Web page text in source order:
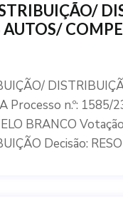
Processo n.º:
BRANCO
Decisão: